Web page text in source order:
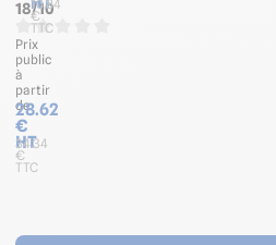
18/10
Prix
public
à
partir
de
28.62
€
HT
34.34
€
TTC
10.84
€
TTC